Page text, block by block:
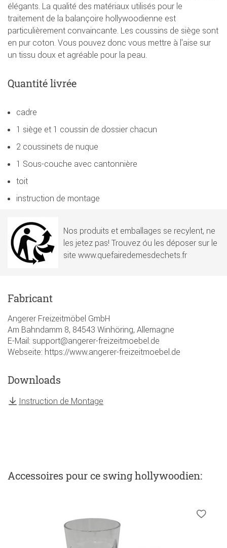
élégants. La qualité des matériaux utilisés pour le
traitement de la balançoire hollywoodienne est
particulièrement convaincante. Les coussins de siège sont
en pur coton. Vous pouvez donc vous mettre à l'aise sur
un tissu doux et agréable pour la peau.
Quantité livrée
cadre
1 siège et 1 coussin de dossier chacun
2 coussinets de nuque
1 Sous-couche avec cantonnière
toit
instruction de montage
Nos produits et emballages se recylent, ne
les jetez pas! Trouvez óu les déposer sur le
site www.quefairedemesdechets.fr
Fabricant
Angerer Freizeitmöbel GmbH
Am Bahndamm 8, 84543 Winhöring, Allemagne
E-Mail: support@angerer-freizeitmoebel.de
Webseite: https://www.angerer-freizeitmoebel.de
Downloads
Instruction de Montage
Accessoires pour ce swing hollywoodien: